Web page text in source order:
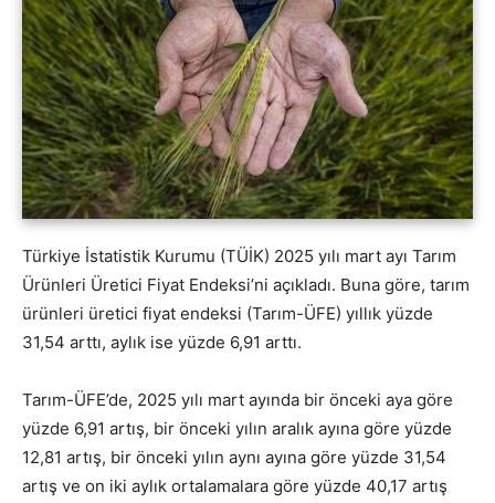
Türkiye İstatistik Kurumu (TÜİK) 2025 yılı mart ayı Tarım
Ürünleri Üretici Fiyat Endeksi’ni açıkladı. Buna göre, tarım
ürünleri üretici fiyat endeksi (Tarım-ÜFE) yıllık yüzde
31,54 arttı, aylık ise yüzde 6,91 arttı.
Tarım-ÜFE’de, 2025 yılı mart ayında bir önceki aya göre
yüzde 6,91 artış, bir önceki yılın aralık ayına göre yüzde
12,81 artış, bir önceki yılın aynı ayına göre yüzde 31,54
artış ve on iki aylık ortalamalara göre yüzde 40,17 artış